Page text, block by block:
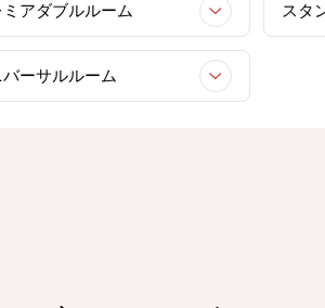
ミアダブルルーム スタ
ーサルルーム